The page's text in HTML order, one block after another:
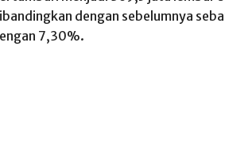
dengan sebelumnya
7,30%.